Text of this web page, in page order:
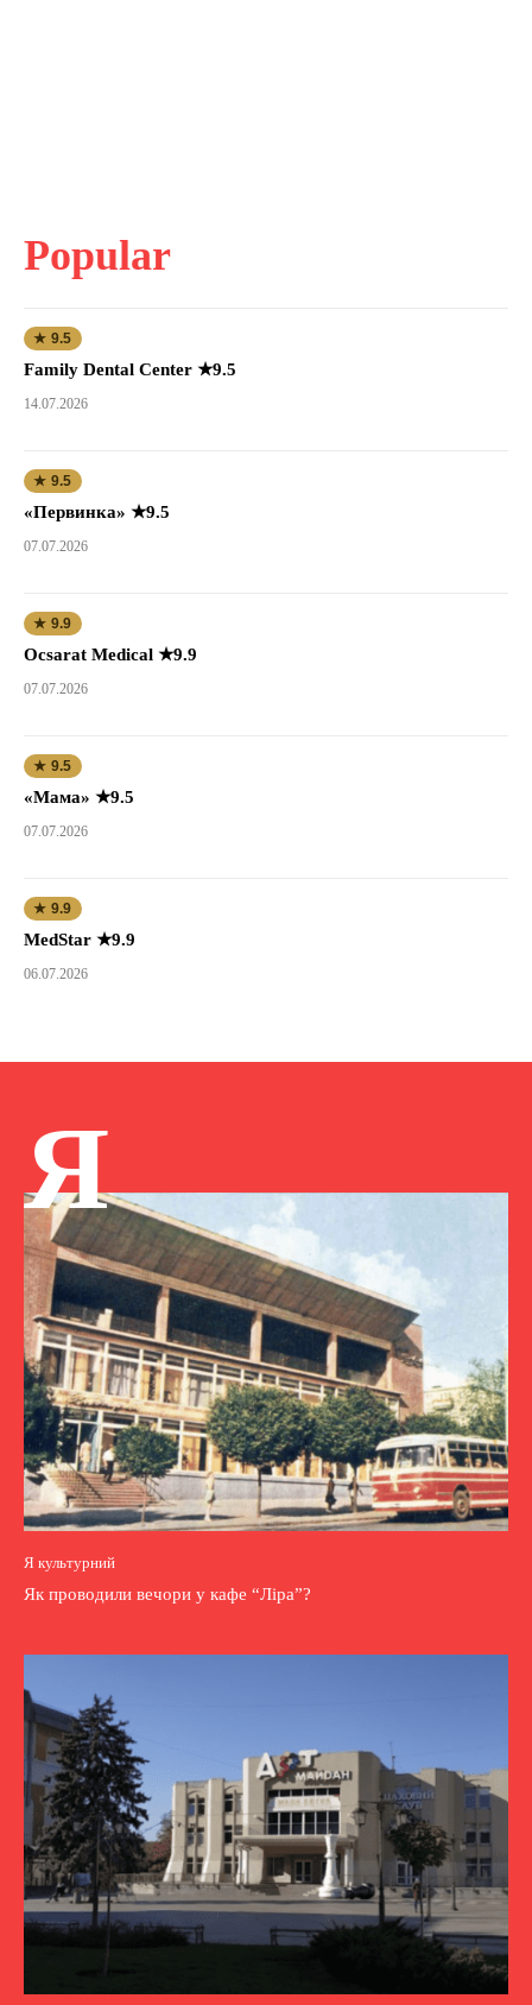
Popular
★ 9.5
Family Dental Center ★9.5
14.07.2026
★ 9.5
«Первинка» ★9.5
07.07.2026
★ 9.9
Ocsarat Medical ★9.9
07.07.2026
★ 9.5
«Мама» ★9.5
07.07.2026
★ 9.9
MedStar ★9.9
06.07.2026
Я
Я культурний
Як проводили вечори у кафе “Ліра”?